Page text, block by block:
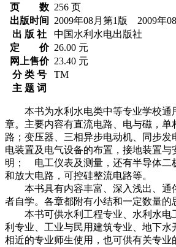
页 数 256 页
出版时间
2009年08月第1版 2009年
出 版 社
中国水利水电出版社
定 价 26.00 元
网上售价 23.40 元
分 类 号
TM
主 题 词
本书为水利水电类中等专业学校通
章。主要内容有直流电路、电与磁，单
路；变压器、三相异步电动机、同步发
电装置及电气设备的布置，接地装置与
明； 电工仪表及测量，还有半导体二
和放大电路，可控硅整流电路等。
本书具有内容丰富、深入浅出、通
者自学。各章都附有小结和一定数量的
本书可供水利工程专业、水利水电
利专业、工业与民用建筑专业、地下水
相近的专业师生使用，也可供有关专业